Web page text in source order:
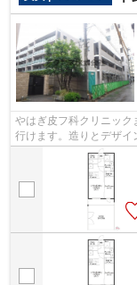
やはぎ皮フ科クリニッ
行けます。造りとデザイ
ョンです。風通しの良い